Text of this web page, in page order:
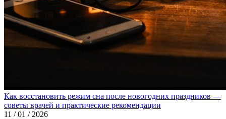
Как восстановить режим сна после новогодних праздников —
советы врачей и практические рекомендации
11 / 01 / 2026